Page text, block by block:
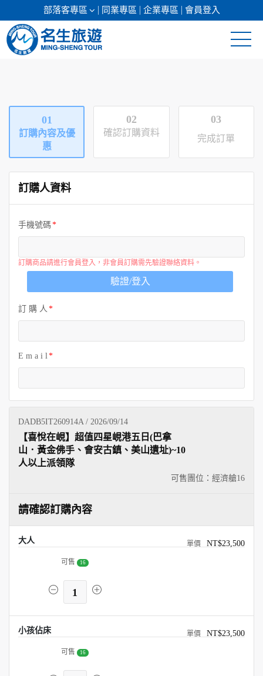
部落客專區 同業專區 企業專區 會員登入
日本專館
郵輪假期
海島假期
韓國
東南亞
01
訂購內容及優
惠
02
確認訂購資料
03
完成訂單
訂購人資料
手機號碼
訂購商品請進行會員登入，非會員訂購需先驗證聯絡資料。
驗證/登入
訂 購 人
E m a i l
DADB5IT260914A / 2026/09/14
可售團位：經濟艙16
【喜悅在峴】超值四星峴港五日(巴拿
山．黃金佛手、會安古鎮、美山遺址)~10
人以上派領隊
請確認訂購內容
大人 NT$23,500
可售 16
1
小孩佔床 NT$23,500
可售 16